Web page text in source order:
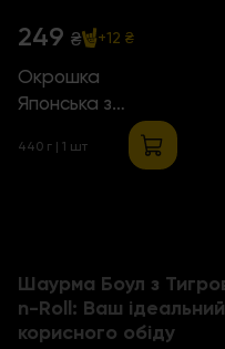
249 ₴ +12 ₴
Окрошка
Японська з
Креветками
440 г | 1 шт
Шаурма Боул з
n-Roll: Ваш
корисного обіду